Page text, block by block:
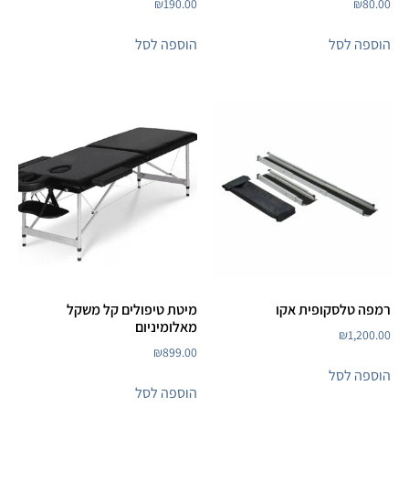
₪80.00
הוספה לסל
₪190.00
הוספה לסל
רמפה טלסקופית אקו
₪1,200.00
הוספה לסל
מיטת טיפולים קל משקל
מאלומיניום
₪899.00
הוספה לסל